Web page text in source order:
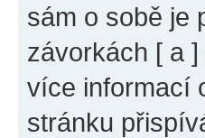
sám o sobě je
závorkách [ a
více informací
stránku